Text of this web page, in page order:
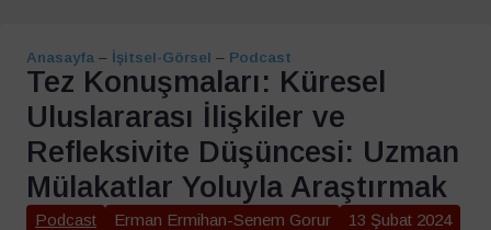
Anasayfa – İşitsel-Görsel – Podcast
Tez Konuşmaları: Küresel
Uluslararası İlişkiler ve
Refleksivite Düşüncesi: Uzman
Mülakatlar Yoluyla Araştırmak
Podcast Erman Ermihan-Senem Gorur
13 Şubat 2024